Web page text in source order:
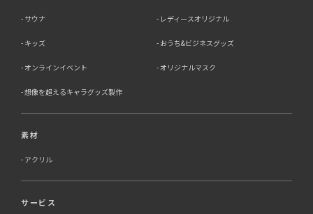
株式会社ラブ・ラボ
電子メール：
info@rub-lab.com
【認定個人情報保護団体の名称及び、苦情の解決の申出
います 一般財団法人日本情報経済社会推進協会 認定個人
情報保護団体事務局 〒106-0032 東京都港区六本木一丁
7565 / 0120-700-779
7．個人情報の提供の任意性と提供されない場合に起こり
お客様がご自身の個人情報を弊社に提供されるか否かは、
サウナ レディースオリジナル
キッズ おうち&ビジネスグッズ
オンラインイベント オリジナルマスク
想像を超えるキャラグッズ製作
素材
アクリル
サービス